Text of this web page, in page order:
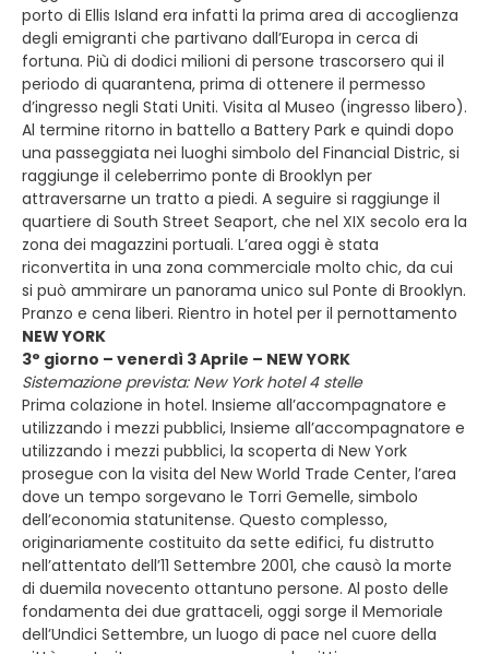
porto di Ellis Island era infatti la prima area di accoglienza
degli emigranti che partivano dall’Europa in cerca di
fortuna. Più di dodici milioni di persone trascorsero qui il
periodo di quarantena, prima di ottenere il permesso
d’ingresso negli Stati Uniti. Visita al Museo (ingresso libero).
Al termine ritorno in battello a Battery Park e quindi dopo
una passeggiata nei luoghi simbolo del Financial Distric, si
raggiunge il celeberrimo ponte di Brooklyn per
attraversarne un tratto a piedi. A seguire si raggiunge il
quartiere di South Street Seaport, che nel XIX secolo era la
zona dei magazzini portuali. L’area oggi è stata
riconvertita in una zona commerciale molto chic, da cui
si può ammirare un panorama unico sul Ponte di Brooklyn.
Pranzo e cena liberi. Rientro in hotel per il pernottamento
NEW YORK
3° giorno – venerdì 3 Aprile – NEW YORK
Sistemazione prevista: New York hotel 4 stelle
Prima colazione in hotel. Insieme all’accompagnatore e
utilizzando i mezzi pubblici, Insieme all’accompagnatore e
utilizzando i mezzi pubblici, la scoperta di New York
prosegue con la visita del New World Trade Center, l’area
dove un tempo sorgevano le Torri Gemelle, simbolo
dell’economia statunitense. Questo complesso,
originariamente costituito da sette edifici, fu distrutto
nell’attentato dell’11 Settembre 2001, che causò la morte
di duemila novecento ottantuno persone. Al posto delle
fondamenta dei due grattaceli, oggi sorge il Memoriale
dell’Undici Settembre, un luogo di pace nel cuore della